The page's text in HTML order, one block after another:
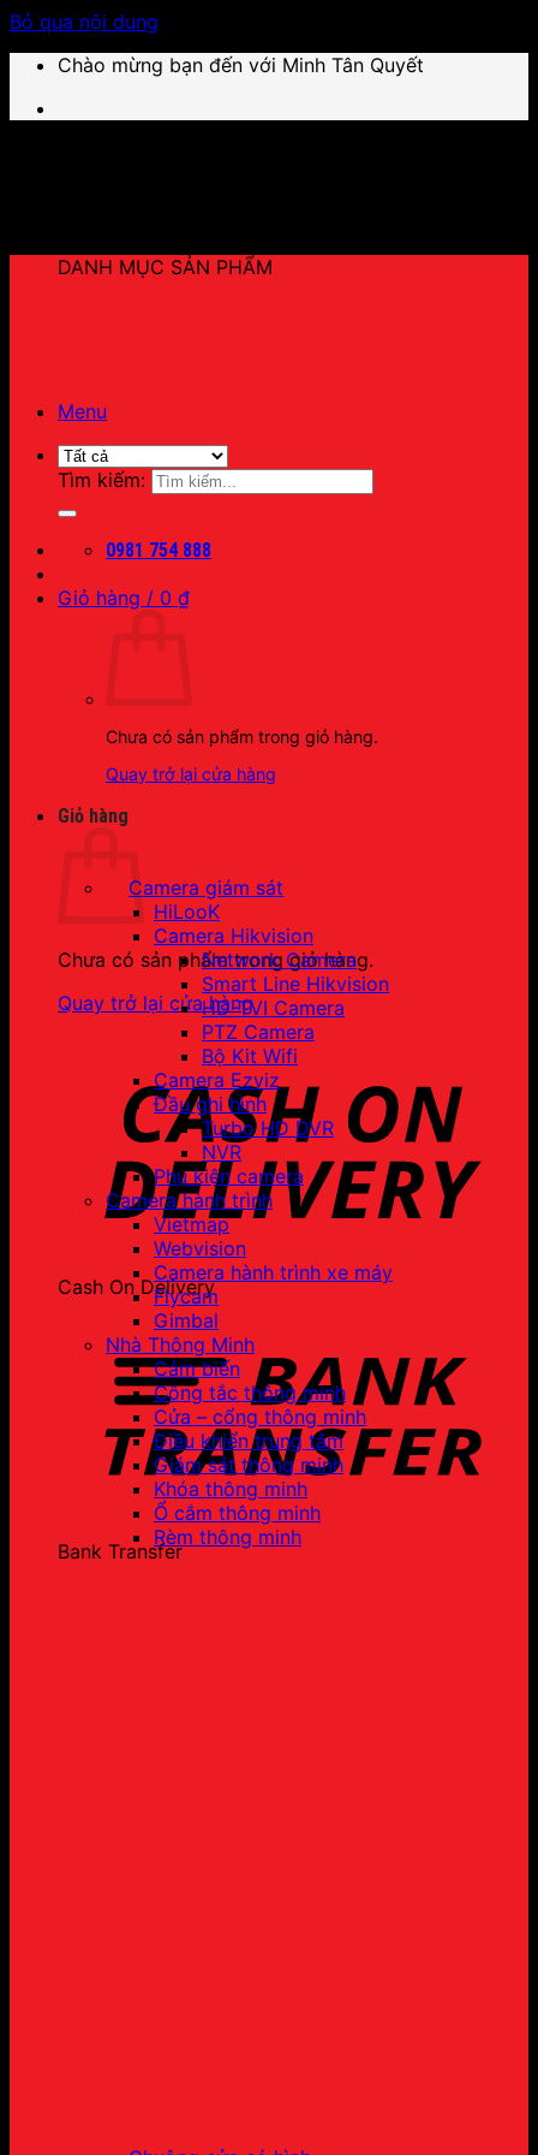
Bỏ qua nội dung
Chào mừng bạn đến với Minh Tân Quyết
Menu
Tìm kiếm:
0981 754 888
Giỏ hàng / 0 ₫
Chưa có sản phẩm trong giỏ hàng.
Quay trở lại cửa hàng
Giỏ hàng
Chưa có sản phẩm trong giỏ hàng.
Quay trở lại cửa hàng
Cash On Delivery
Bank Transfer
DANH MỤC SẢN PHẨM
Camera giám sát
HiLooK
Camera Hikvision
Network Camera
Smart Line Hikvision
HD-TVI Camera
PTZ Camera
Bộ Kit Wifi
Camera Ezviz
Đầu ghi hình
Turbo HD DVR
NVR
Phụ kiện camera
Camera hành trình
Vietmap
Webvision
Camera hành trình xe máy
Flycam
Gimbal
Nhà Thông Minh
Cảm biến
Công tắc thông minh
Cửa – cổng thông minh
Điều khiển trung tâm
Giám sát thông minh
Khóa thông minh
Ổ cắm thông minh
Rèm thông minh